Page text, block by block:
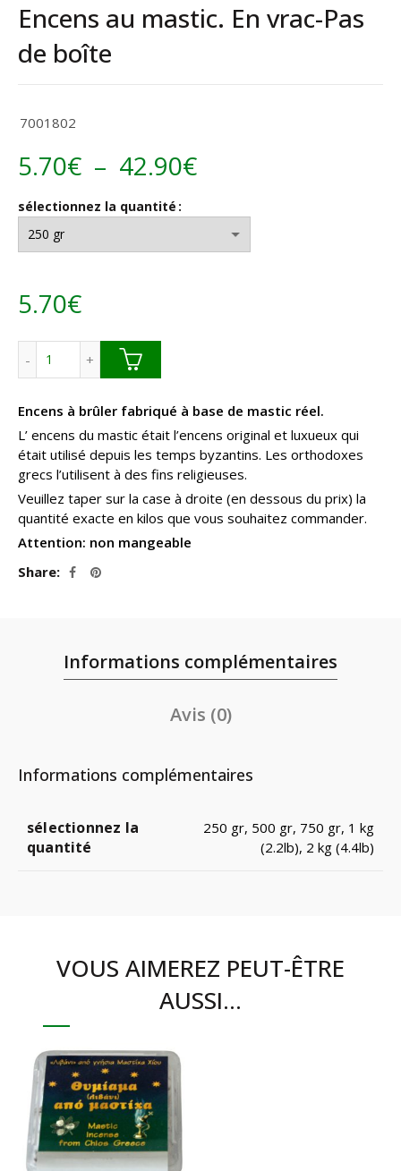
Encens au mastic. En vrac-Pas
de boîte
7001802
5.70€ – 42.90€Plage
prix :
sélectionnez la quantité
5.70€
quantité de Encens au mastic. En vrac-Pas de boîte
Encens à brûler fabriqué à base de mastic réel.
L’ encens du mastic était l’encens original et luxueux qui
était utilisé depuis les temps byzantins. Les orthodoxes
grecs l’utilisent à des fins religieuses.
Veuillez taper sur la case à droite (en dessous du prix) la
quantité exacte en kilos que vous souhaitez commander.
Attention: non mangeable
Share
Informations complémentaires
Avis (0)
Informations complémentaires
sélectionnez la
quantité
250 gr, 500 gr, 750 gr, 1 kg
(2.2lb), 2 kg (4.4lb)
VOUS AIMEREZ PEUT-ÊTRE
AUSSI…